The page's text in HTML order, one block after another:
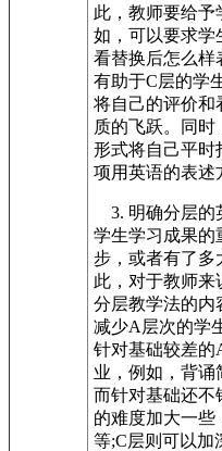
此，教师要给予
如，可以要求学
看替换后怎么样
有助于C层的学
将自己的评价和
质的飞跃。同
形式将自己平时
项用英语的表述
3. 明确分层的
学生学习成果的
步，或者有了多
此，对于教师来
分层教学法的内
减少A层次的学
针对基础较差的
业，例如，背诵
而针对基础还不
的难度加大一些
等;C层则可以加